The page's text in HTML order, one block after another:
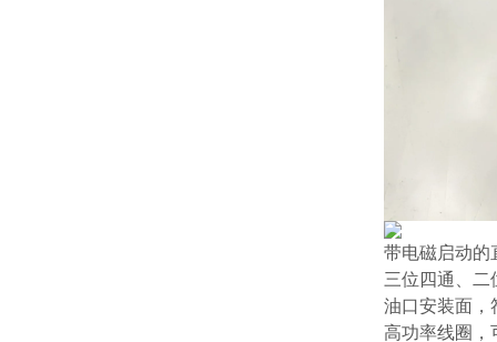
带电磁启动的
三位四通、二
油口安装面，
高功率线圈，